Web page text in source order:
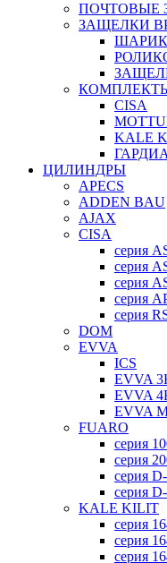
ПОЧТОВЫЕ
ЗАЩЕЛКИ
CISA
KALE
ЦИЛИНДРЫ
APECS
ADDEN BAU
AJAX
CISA
серия
серия
серия
серия
серия
DOM
EVVA
ICS
EVVA
EVVA
EVVA
FUARO
серия
серия
серия
серия
KALE KILIT
серия
серия
серия